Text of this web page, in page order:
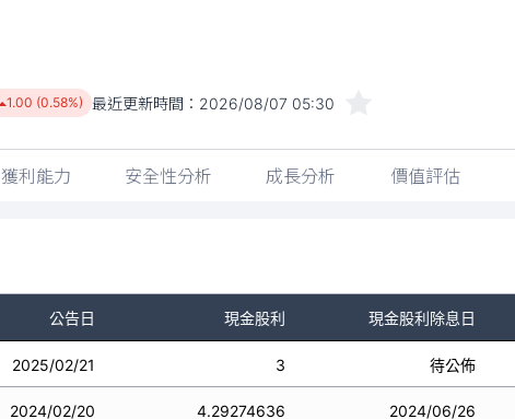
1.00 (0.58%) 最近更新時間： 2026/08/07 05:30
獲利能力 安全性分析 成長分析 價值評估
公告日 現金股利 現金股利除息日
2025/02/21 3 待公佈
2024/02/20 4.29274636 2024/06/26